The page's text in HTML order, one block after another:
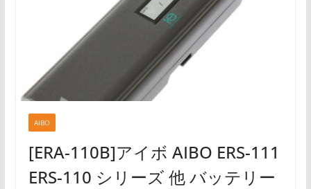
AIBO
[ERA-110B]アイボ AIBO ERS-111
ERS-110 シリーズ 他 バッテリー